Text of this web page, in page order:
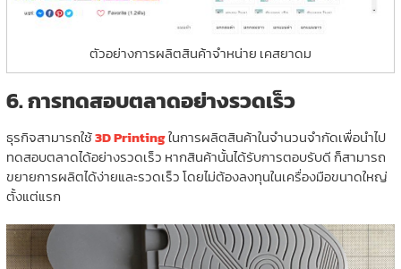
ตัวอย่างการผลิตสินค้าจำหน่าย เคสยาดม
6.การทดสอบตลาดอย่างรวดเร็ว
ธุรกิจสามารถใช้3D Printingในการผลิตสินค้าในจำนวนจำกัดเพื่อนำไป
ทดสอบตลาดได้อย่างรวดเร็ว หากสินค้านั้นได้รับการตอบรับดี ก็สามารถ
ขยายการผลิตได้ง่ายและรวดเร็ว โดยไม่ต้องลงทุนในเครื่องมือขนาดใหญ่
ตั้งแต่แรก